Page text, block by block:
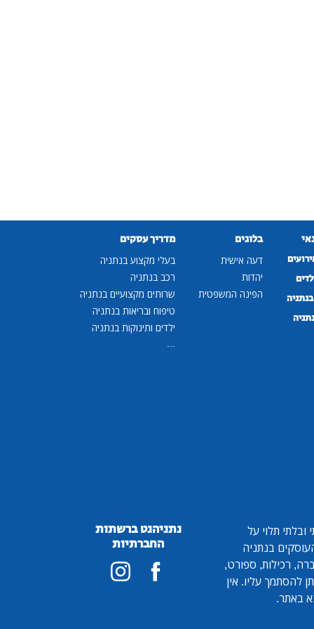
בלוגים
דעה אישית
יהדות
הפינה המשפטית
מדריך עסקים
בעלי מקצוע בנתניה
רכב בנתניה
שרותים מקצועיים בנתניה
טיפוח ובריאות בנתניה
ילדים ותינוקות בנתניה
...
תלוי על
בנתניה
רכילות, ספורט,
להסתמך עליו. אין
באתר.
נתניהנט ברשתות
החברתיות